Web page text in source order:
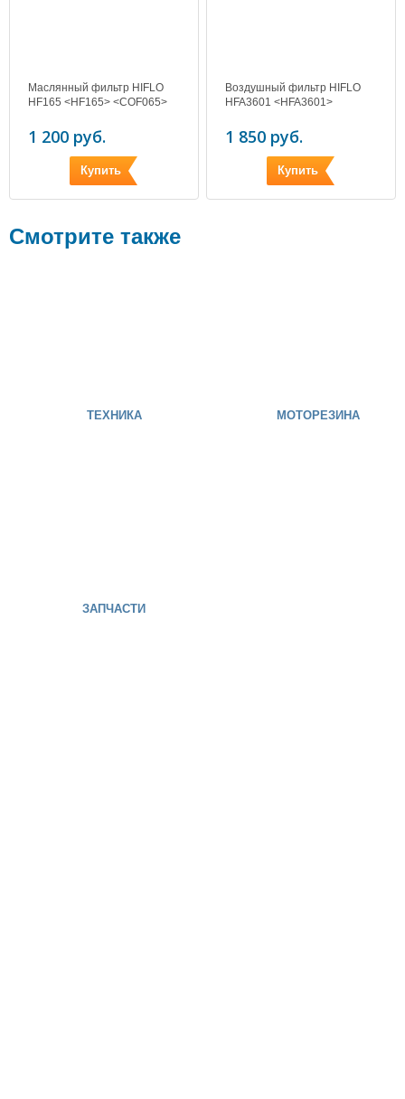
Маслянный фильтр HIFLO
HF165 <HF165> <COF065>
1 200 руб.
Купить
Воздушный фильтр HIFLO
HFA3601 <HFA3601>
1 850 руб.
Купить
Смотрите также
ТЕХНИКА МОТОРЕЗИНА
ЗАПЧАСТИ